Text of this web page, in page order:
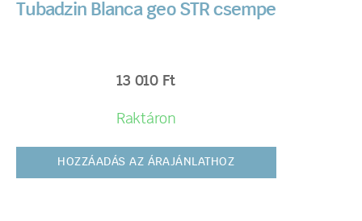
Tubadzin Blanca geo STR csempe
13 010 Ft
Raktáron
HOZZÁADÁS AZ ÁRAJÁNLATHOZ